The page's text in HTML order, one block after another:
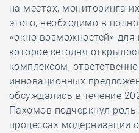
на местах, мониторинга
этого, необходимо в
«окно возможностей» для
которое сегодня
комплексом,
инновационных
обсуждались в течение
Пахомов подчеркнул
процессах модернизации